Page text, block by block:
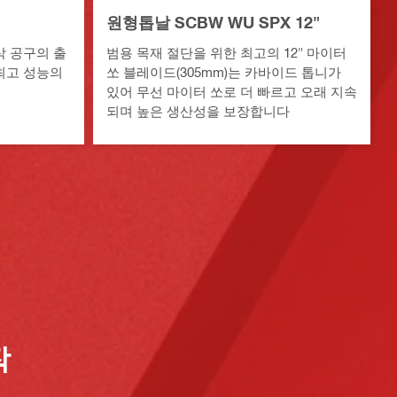
공구의 출
고 성능의
원형톱날 SCBW WU SPX 12"
범용 목재 절단을 위한 최고의 12" 마이터
쏘 블레이드(305mm)는 카바이드 톱니가
있어 무선 마이터 쏘로 더 빠르고 오래 지속
되며 높은 생산성을 보장합니다